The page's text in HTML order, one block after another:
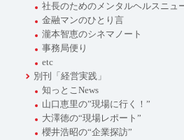
社長のためのメンタルヘルスニュ
金融マンのひとり言
瀧本智恵のシネマノート
事務局便り
etc
別刊「経営実践」
知っとこNews
山口恵里の”現場に行く！”
大澤徳の“現場レポート”
櫻井浩昭の“企業探訪”